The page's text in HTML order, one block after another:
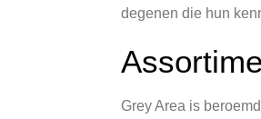
degenen die hun
Grey Area is